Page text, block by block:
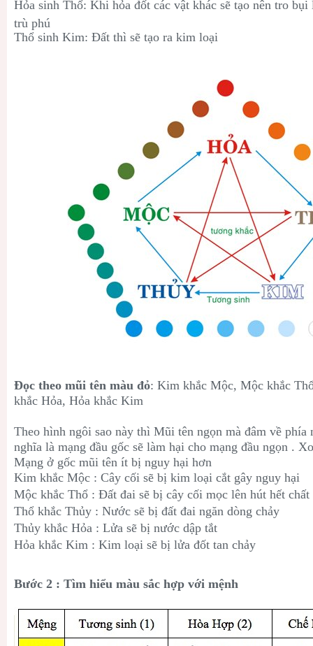
Hỏa sinh Thổ: Khi hỏa đốt các vật khác sẽ tạo nên tro
trù phú
Thổ sinh Kim: Đất thì sẽ tạo ra kim loại
Đọc theo mũi tên màu đỏ: Kim khắc Mộc, Mộc khắc
khắc Hỏa, Hỏa khắc Kim
Theo hình ngôi sao này thì Mũi tên ngọn mà đâm về phía
nghĩa là mạng đầu gốc sẽ làm hại cho mạng đầu ngọn .
Mạng ở gốc mũi tên ít bị nguy hại hơn
Kim khắc Mộc : Cây cối sẽ bị kim loại cắt gây nguy hại
Mộc khắc Thổ : Đất đai sẽ bị cây cối mọc lên hút hết
Thổ khắc Thủy : Nước sẽ bị đất đai ngăn dòng chảy
Thủy khắc Hỏa : Lửa sẽ bị nước dập tắt
Hỏa khắc Kim : Kim loại sẽ bị lửa đốt tan chảy
Bước 2 : Tìm hiểu màu sắc hợp với mệnh